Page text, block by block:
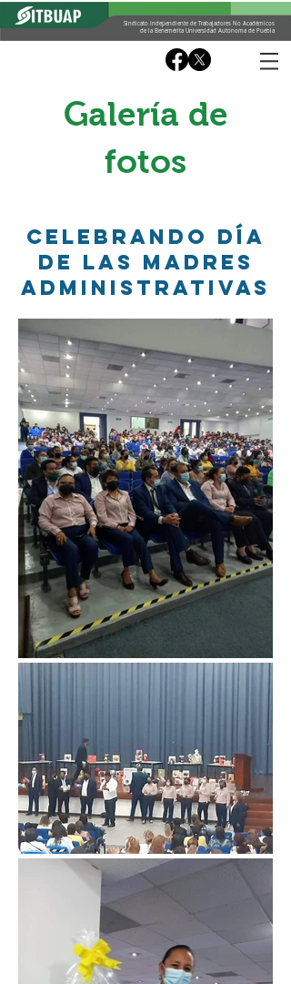
Sindicato Independiente de Trabajadores No Académicos
de la Benemérita Universidad Autónoma de Puebla
Galería de
fotos
Celebrando día
de las madres
administrativas